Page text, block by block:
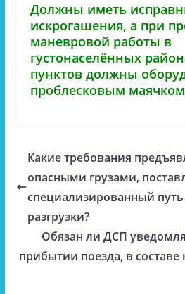
Должны иметь
искрогашения, а при
маневровой работы в
густонаселённых
пунктов должны
проблесковым маячком
Какие требования
опасными грузами,
специализированный
разгрузки?
Обязан ли ДСП
прибытии поезда, в